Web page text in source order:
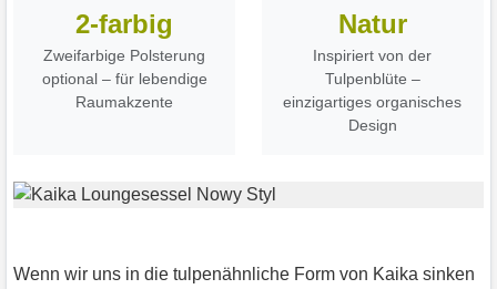
2-farbig
Zweifarbige Polsterung
optional – für lebendige
Raumakzente
Natur
Inspiriert von der
Tulpenblüte –
einzigartiges organisches
Design
Wenn wir uns in die tulpenähnliche Form von Kaika sinken